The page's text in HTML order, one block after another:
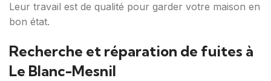
Leur travail est de qualité pour garder votre maison en
bon état.
Recherche et réparation de fuites à
Le Blanc-Mesnil